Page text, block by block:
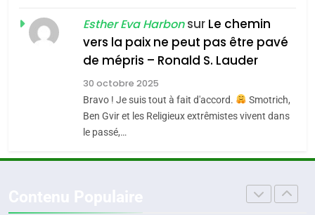
2025, l’année la plus
meurtrière selon le
rapport d’ADL contre
l’antisémitisme
FRANCE ISRAÉL
FIÈRE, DIGNE ET RÉSILIENTE :
POURQUOI JE REVENDIQUE
CE QUI NOUS MANQUE –
Esther Eva Harbonsur Le chemin
vers la paix ne peut pas être pavé
de mépris – Ronald S. Lauder
30 octobre 2025
Bravo ! Je suis tout à fait d'accord.
Smotrich,
Ben Gvir et les Religieux extrêmistes vivent dans
le passé,…
Azilal consacrés produits
du terroir
DAFINA MAROC
Oeil ravageur – Vanessa De
Loya Stauber
CINEMA ISRAÉL
«Tu dis génocide, je dis
guerre»: La nouvelle
chanson de Boy George